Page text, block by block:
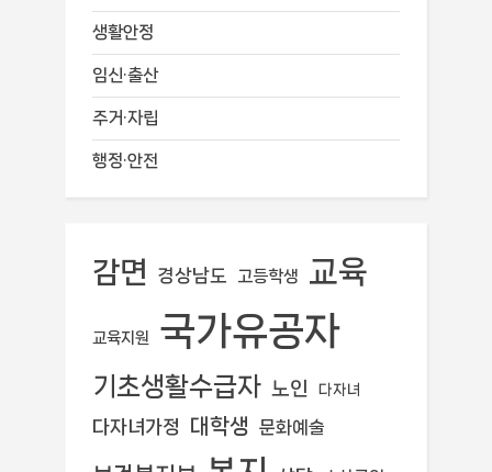
생활안정
임신·출산
주거·자립
행정·안전
감면 경상남도 고등학생 교육
교육지원 국가유공자
기초생활수급자 노인 다자녀
다자녀가정 대학생 문화예술